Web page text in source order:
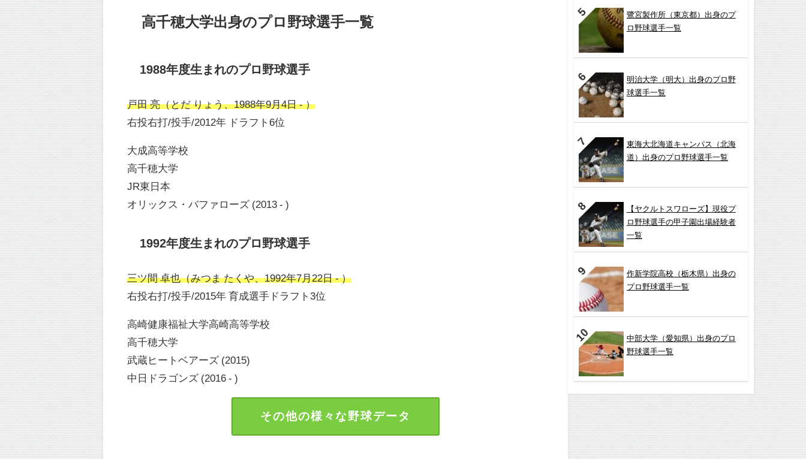
高千穂大学出身のプロ野球選手一覧
1988年度生まれのプロ野球選手
戸田 亮（とだ りょう、1988年9月4日 - ）
右投右打/投手/2012年 ドラフト6位
大成高等学校
高千穂大学
JR東日本
オリックス・バファローズ (2013 - )
1992年度生まれのプロ野球選手
三ツ間 卓也（みつま たくや、1992年7月22日 - ）
右投右打/投手/2015年 育成選手ドラフト3位
高崎健康福祉大学高崎高等学校
高千穂大学
武蔵ヒートベアーズ (2015)
中日ドラゴンズ (2016 - )
その他の様々な野球データ
鷺宮製作所（東京都）出身のプ
ロ野球選手一覧
明治大学（明大）出身のプロ野
球選手一覧
東海大北海道キャンパス（北海
道）出身のプロ野球選手一覧
【ヤクルトスワローズ】現役プ
ロ野球選手の甲子園出場経験者
一覧
作新学院高校（栃木県）出身の
プロ野球選手一覧
中部大学（愛知県）出身のプロ
野球選手一覧